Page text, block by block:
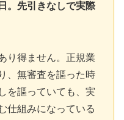
。先引きなしで実際
り得ません。正規業
、無審査を謳った時
を謳っていても、実
仕組みになっている